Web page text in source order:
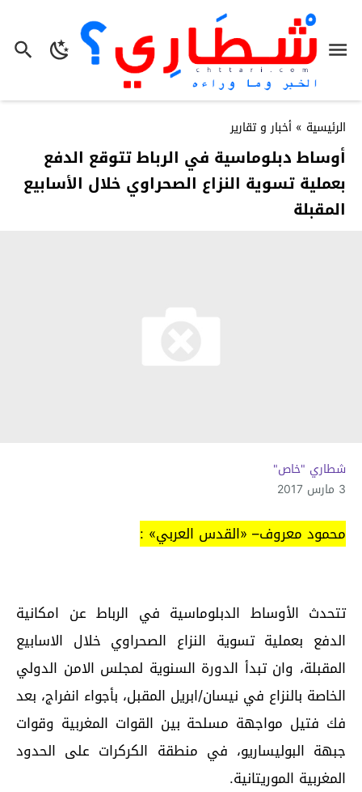
الرئيسية » أخبار و تقارير
أوساط دبلوماسية في الرباط تتوقع الدفع
بعملية تسوية النزاع الصحراوي خلال الأسابيع
المقبلة
شطاري "خاص"
3 مارس 2017
محمود معروف– «القدس العربي» :
تتحدث الأوساط الدبلوماسية في الرباط عن امكانية
الدفع بعملية تسوية النزاع الصحراوي خلال الاسابيع
المقبلة، وان تبدأ الدورة السنوية لمجلس الامن الدولي
الخاصة بالنزاع في نيسان/ابريل المقبل، بأجواء انفراج، بعد
فك فتيل مواجهة مسلحة بين القوات المغربية وقوات
جبهة البوليساريو، في منطقة الكركرات على الحدود
المغربية الموريتانية.